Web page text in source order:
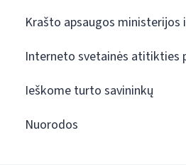
Krašto apsaugos ministerijos
Interneto svetainės atitikties
Ieškome turto savininkų
Nuorodos